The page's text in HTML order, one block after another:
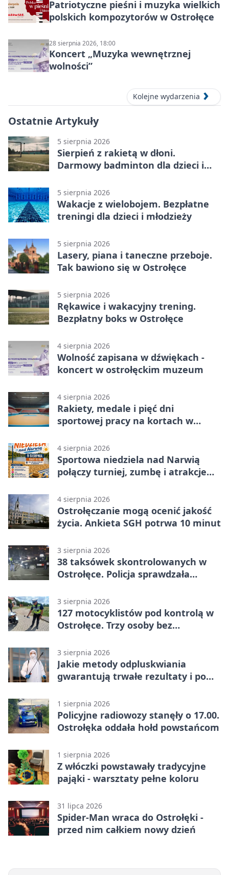
Patriotyczne pieśni i muzyka wielkich
polskich kompozytorów w Ostrołęce
28 sierpnia 2026, 18:00
Koncert „Muzyka wewnętrznej
wolności”
Kolejne wydarzenia
Ostatnie Artykuły
5 sierpnia 2026
Sierpień z rakietą w dłoni.
Darmowy badminton dla dzieci i
5 sierpnia 2026
Wakacje z wielobojem. Bezpłatne
treningi dla dzieci i młodzieży
5 sierpnia 2026
Lasery, piana i taneczne przeboje.
Tak bawiono się w Ostrołęce
5 sierpnia 2026
Rękawice i wakacyjny trening.
Bezpłatny boks w Ostrołęce
4 sierpnia 2026
Wolność zapisana w dźwiękach -
koncert w ostrołęckim muzeum
4 sierpnia 2026
Rakiety, medale i pięć dni
sportowej pracy na kortach w
4 sierpnia 2026
Sportowa niedziela nad Narwią
połączy turniej, zumbę i atrakcje
4 sierpnia 2026
Ostrołęczanie mogą ocenić jakość
życia. Ankieta SGH potrwa 10 minut
3 sierpnia 2026
38 taksówek skontrolowanych w
Ostrołęce. Policja sprawdzała
3 sierpnia 2026
127 motocyklistów pod kontrolą w
Ostrołęce. Trzy osoby bez
3 sierpnia 2026
Jakie metody odpluskwiania
gwarantują trwałe rezultaty i po
wykonawcę?
1 sierpnia 2026
Policyjne radiowozy stanęły o 17.00.
Ostrołęka oddała hołd powstańcom
1 sierpnia 2026
Z włóczki powstawały tradycyjne
pająki - warsztaty pełne koloru
31 lipca 2026
Spider-Man wraca do Ostrołęki -
przed nim całkiem nowy dzień